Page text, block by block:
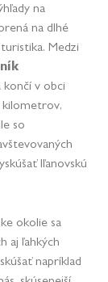
na
na dlhé
Medzi
končí v obci
kilometrov,
so
Iľanovskú
okolie sa
aj ľahkých
napríklad